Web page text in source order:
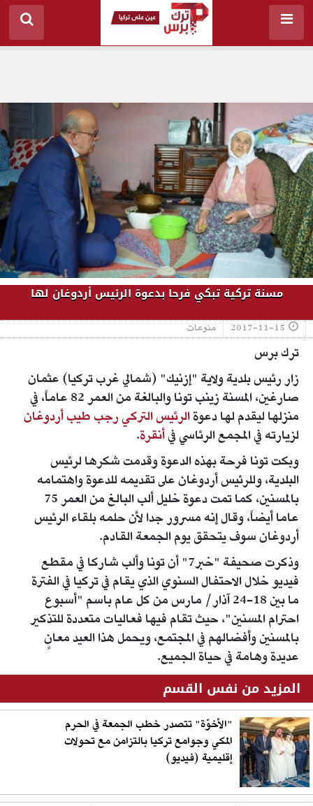
مسنة تركية تبكي فرحا بدعوة الرئيس أردوغان لها
2017-11-15 منوعات
ترك برس
زار رئيس بلدية ولاية "إزنيك" (شمالي غرب تركيا) عثمان
صارغين، المسنة زينب تونا والبالغة من العمر 82 عاماً، في
منزلها ليقدم لها دعوةالرئيس التركي رجب طيب أردوغان
لزيارته في المجمع الرئاسي فيأنقرة.
وبكت تونا فرحة بهذه الدعوة وقدمت شكرها لرئيس
البلدية، وللرئيس أردوغان على تقديمه للدعوة واهتمامه
بالمسنين، كما تمت دعوة خليل ألب البالغ من العمر 75
عاما أيضاً، وقال إنه مسرور جدا لأن حلمه بلقاء الرئيس
أردوغان سوف يتحقق يوم الجمعة القادم.
وذكرت صحيفة "خبر7" أن تونا وألب شاركا في مقطع
فيديو خلال الاحتفال السنوي الذي يقام في تركيا في الفترة
ما بين 18-24 آذار/ مارس من كل عام باسم "أسبوع
احترام المسنين"، حيث تقام فيها فعاليات متعددة للتذكير
بالمسنين وأفضالهم في المجتمع، ويحمل هذا العيد معانٍ
عديدة وهامة في حياة الجميع.
المزيد من نفس القسم
"الأخوّة" تتصدر خطب الجمعة في الحرم
المكي وجوامع تركيا بالتزامن مع تحولات
إقليمية (فيديو)